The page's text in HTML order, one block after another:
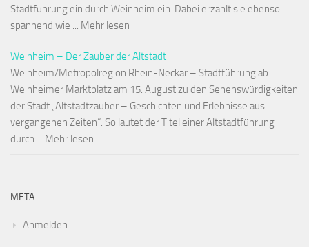
Stadtführung ein durch Weinheim ein. Dabei erzählt sie ebenso
spannend wie ... Mehr lesen
Weinheim – Der Zauber der Altstadt
Weinheim/Metropolregion Rhein-Neckar – Stadtführung ab
Weinheimer Marktplatz am 15. August zu den Sehenswürdigkeiten
der Stadt „Altstadtzauber – Geschichten und Erlebnisse aus
vergangenen Zeiten“. So lautet der Titel einer Altstadtführung
durch ... Mehr lesen
META
Anmelden